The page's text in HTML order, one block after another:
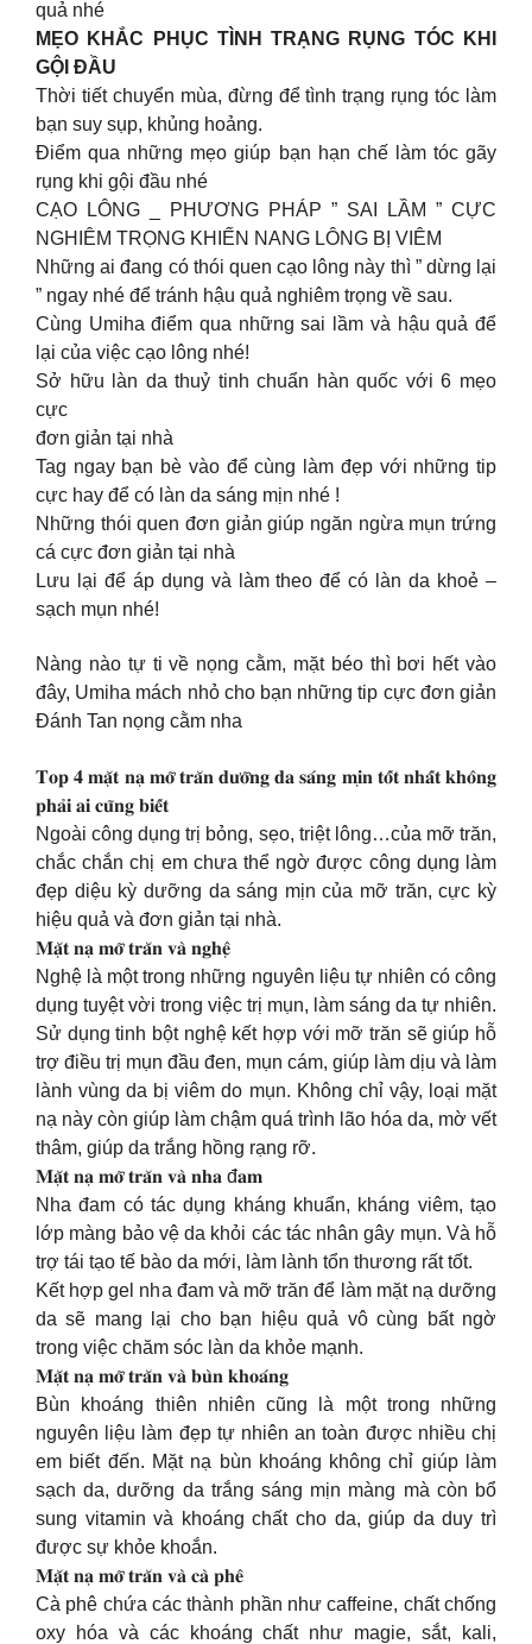
quả nhé
MẸO KHẮC PHỤC TÌNH TRẠNG RỤNG TÓC KHI
GỘI ĐẦU
Thời tiết chuyển mùa, đừng để tình trạng rụng tóc làm
bạn suy sụp, khủng hoảng.
Điểm qua những mẹo giúp bạn hạn chế làm tóc gãy
rụng khi gội đầu nhé
CẠO LÔNG _ PHƯƠNG PHÁP ” SAI LẦM ” CỰC
NGHIÊM TRỌNG KHIẾN NANG LÔNG BỊ VIÊM
Những ai đang có thói quen cạo lông này thì ” dừng lại
” ngay nhé để tránh hậu quả nghiêm trọng về sau.
Cùng Umiha điểm qua những sai lầm và hậu quả để
lại của việc cạo lông nhé!
Sở hữu làn da thuỷ tinh chuẩn hàn quốc với 6 mẹo
cực
đơn giản tại nhà
Tag ngay bạn bè vào để cùng làm đẹp với những tip
cực hay để có làn da sáng mịn nhé !
Những thói quen đơn giản giúp ngăn ngừa mụn trứng
cá cực đơn giản tại nhà
Lưu lại để áp dụng và làm theo để có làn da khoẻ –
sạch mụn nhé!
Nàng nào tự ti về nọng cằm, mặt béo thì bơi hết vào
đây, Umiha mách nhỏ cho bạn những tip cực đơn giản
Đánh Tan nọng cằm nha
𝐓𝐨𝐩 𝟒 𝐦𝐚̣̆𝐭 𝐧𝐚̣ 𝐦𝐨̛̃ 𝐭𝐫𝐚̆𝐧 𝐝𝐮̛𝐨̛̃𝐧𝐠 𝐝𝐚 𝐬𝐚́𝐧𝐠 𝐦𝐢̣𝐧 𝐭𝐨̂́𝐭 𝐧𝐡𝐚̂́𝐭 𝐤𝐡𝐨̂𝐧𝐠
𝐩𝐡𝐚̉𝐢 𝐚𝐢 𝐜𝐮̃𝐧𝐠 𝐛𝐢𝐞̂́𝐭
Ngoài công dụng trị bỏng, sẹo, triệt lông…của mỡ trăn,
chắc chắn chị em chưa thể ngờ được công dụng làm
đẹp diệu kỳ dưỡng da sáng mịn của mỡ trăn, cực kỳ
hiệu quả và đơn giản tại nhà.
𝐌𝐚̣̆𝐭 𝐧𝐚̣ 𝐦𝐨̛̃ 𝐭𝐫𝐚̆𝐧 𝐯𝐚̀ 𝐧𝐠𝐡𝐞̣̂
Nghệ là một trong những nguyên liệu tự nhiên có công
dụng tuyệt vời trong việc trị mụn, làm sáng da tự nhiên.
Sử dụng tinh bột nghệ kết hợp với mỡ trăn sẽ giúp hỗ
trợ điều trị mụn đầu đen, mụn cám, giúp làm dịu và làm
lành vùng da bị viêm do mụn. Không chỉ vậy, loại mặt
nạ này còn giúp làm chậm quá trình lão hóa da, mờ vết
thâm, giúp da trắng hồng rạng rỡ.
𝐌𝐚̣̆𝐭 𝐧𝐚̣ 𝐦𝐨̛̃ 𝐭𝐫𝐚̆𝐧 𝐯𝐚̀ 𝐧𝐡𝐚 đ𝐚𝐦
Nha đam có tác dụng kháng khuẩn, kháng viêm, tạo
lớp màng bảo vệ da khỏi các tác nhân gây mụn. Và hỗ
trợ tái tạo tế bào da mới, làm lành tổn thương rất tốt.
Kết hợp gel nha đam và mỡ trăn để làm mặt nạ dưỡng
da sẽ mang lại cho bạn hiệu quả vô cùng bất ngờ
trong việc chăm sóc làn da khỏe mạnh.
𝐌𝐚̣̆𝐭 𝐧𝐚̣ 𝐦𝐨̛̃ 𝐭𝐫𝐚̆𝐧 𝐯𝐚̀ 𝐛𝐮̀𝐧 𝐤𝐡𝐨𝐚́𝐧𝐠
Bùn khoáng thiên nhiên cũng là một trong những
nguyên liệu làm đẹp tự nhiên an toàn được nhiều chị
em biết đến. Mặt nạ bùn khoáng không chỉ giúp làm
sạch da, dưỡng da trắng sáng mịn màng mà còn bổ
sung vitamin và khoáng chất cho da, giúp da duy trì
được sự khỏe khoắn.
𝐌𝐚̣̆𝐭 𝐧𝐚̣ 𝐦𝐨̛̃ 𝐭𝐫𝐚̆𝐧 𝐯𝐚̀ 𝐜𝐚̀ 𝐩𝐡𝐞̂
Cà phê chứa các thành phần như caffeine, chất chống
oxy hóa và các khoáng chất như magie, sắt, kali,